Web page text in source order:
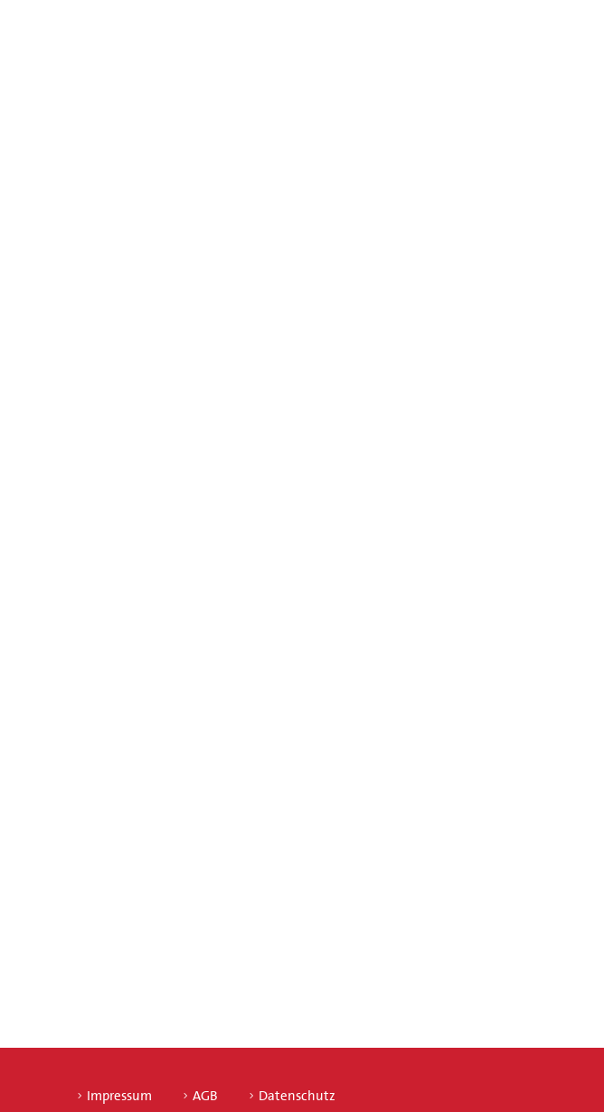
Impressum AGB Datenschutz